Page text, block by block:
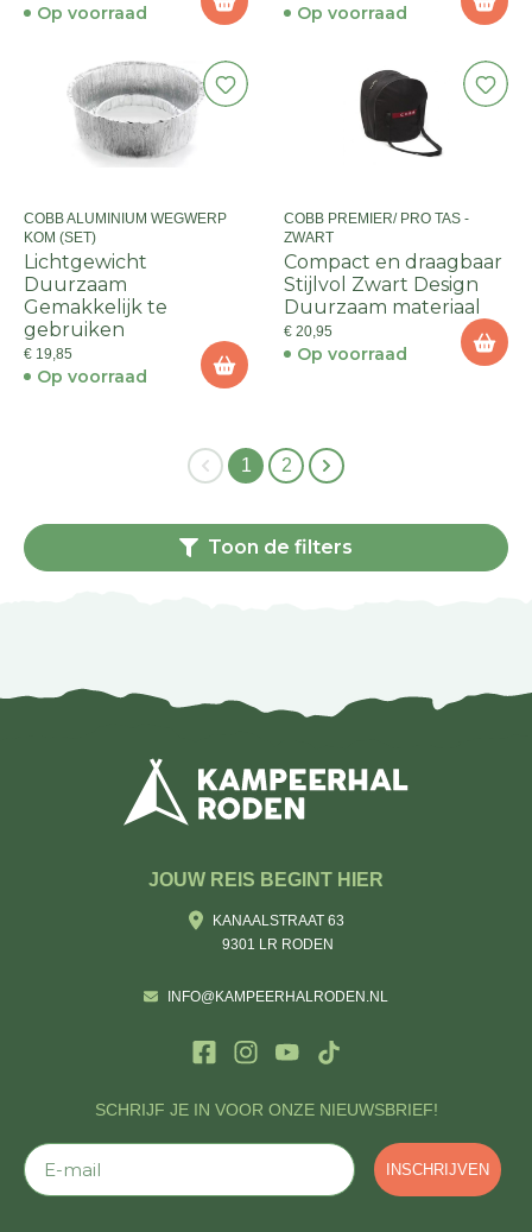
Op voorraad Op voorraad
COBB ALUMINIUM WEGWERP
KOM (SET)
Lichtgewicht
Duurzaam
Gemakkelijk te
gebruiken
€ 19,85
Op voorraad
COBB PREMIER/ PRO TAS -
ZWART
Compact en draagbaar
Stijlvol Zwart Design
Duurzaam materiaal
€ 20,95
Op voorraad
1 2
Toon de filters
SCHRIJF JE IN VOOR ONZE NIEUWSBRIEF!
E-mail
INSCHRIJVEN
JOUW REIS BEGINT HIER
KANAALSTRAAT 63
9301 LR RODEN
INFO@KAMPEERHALRODEN.NL